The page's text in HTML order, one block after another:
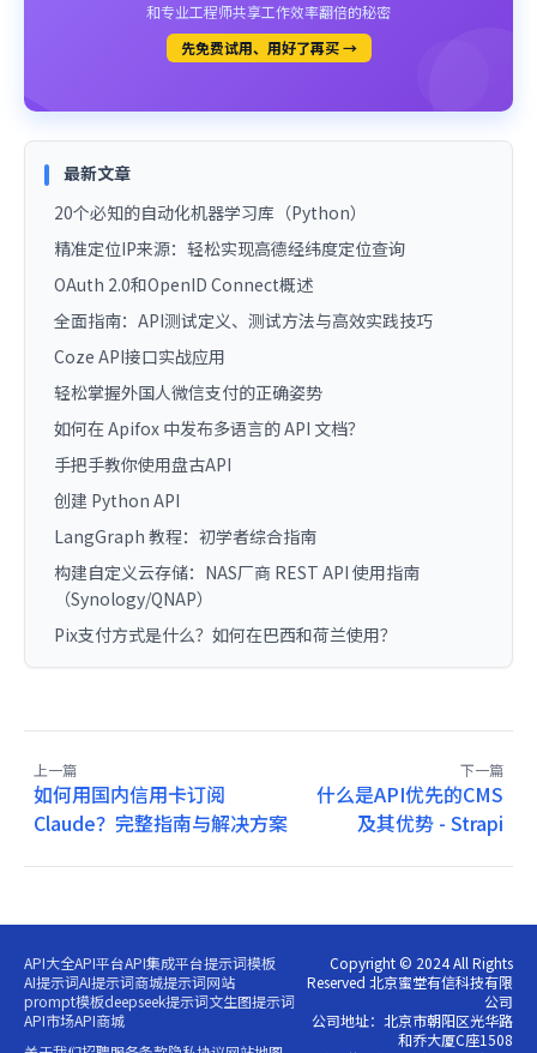
和专业工程师共享工作效率翻倍的秘密
先免费试用、用好了再买 →
最新文章
20个必知的自动化机器学习库（Python）
精准定位IP来源：轻松实现高德经纬度定位查询
OAuth 2.0和OpenID Connect概述
全面指南：API测试定义、测试方法与高效实践技巧
Coze API接口实战应用
轻松掌握外国人微信支付的正确姿势
如何在 Apifox 中发布多语言的 API 文档？
手把手教你使用盘古API
创建 Python API
LangGraph 教程：初学者综合指南
构建自定义云存储：NAS厂商 REST API 使用指南
（Synology/QNAP）
Pix支付方式是什么？如何在巴西和荷兰使用？
上一篇
如何用国内信用卡订阅
Claude？完整指南与解决方案
下一篇
什么是API优先的CMS
及其优势 - Strapi
API大全API平台API集成平台提示词模板
AI提示词AI提示词商城提示词网站
prompt模板deepseek提示词文生图提示词
API市场API商城
Copyright © 2024 All Rights
Reserved 北京蜜堂有信科技有限
公司
公司地址：北京市朝阳区光华路
和乔大厦C座1508